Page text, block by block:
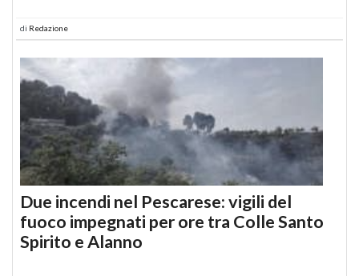
di Redazione
Due incendi nel Pescarese: vigili del
fuoco impegnati per ore tra Colle Santo
Spirito e Alanno